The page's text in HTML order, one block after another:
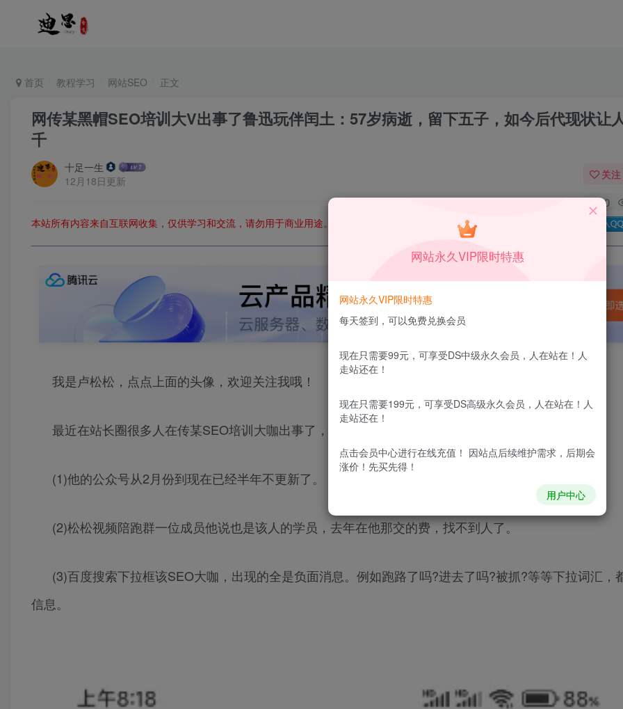
首页 教程学习 网站SEO 正文
网传某黑帽SEO培训大V出事了鲁迅玩伴闰土：57岁病逝，留下五子，如今后代现状让
千
十足一生
12月18日更新
关注
0
本站所有内容来自互联网收集，仅供学习和交流，请勿用于商业用途。如有侵权、不妥之处，请第一时间联系我们删除！
我是卢松松，点点上面的头像，欢迎关注我哦！
最近在站长圈很多人在传某SEO培训大咖出事了，站长朋友给出的理由如下：
(1)他的公众号从2月份到现在已经半年不更新了。
(2)松松视频陪跑群一位成员他说也是该人的学员，去年在他那交的费，找不到人了。
(3)百度搜索下拉框该SEO大咖，出现的全是负面消息。例如跑路了吗?进去了吗?被抓?等等下拉词汇，
信息。
网站永久VIP限时特惠
网站永久VIP限时特惠
每天签到，可以免费兑换会员
现在只需要99元，可享受DS中级永久会员，人在站在！人
走站还在！
现在只需要199元，可享受DS高级永久会员，人在站在！人
走站还在！
点击会员中心进行在线充值！ 因站点后续维护需求，后期会
涨价！先买先得！
用户中心